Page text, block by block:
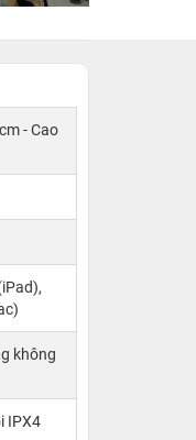
- Cao
không
IPX4